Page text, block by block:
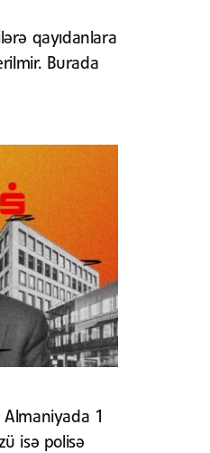
qayıdanlara
Burada
Almaniyada 1
isə polisə